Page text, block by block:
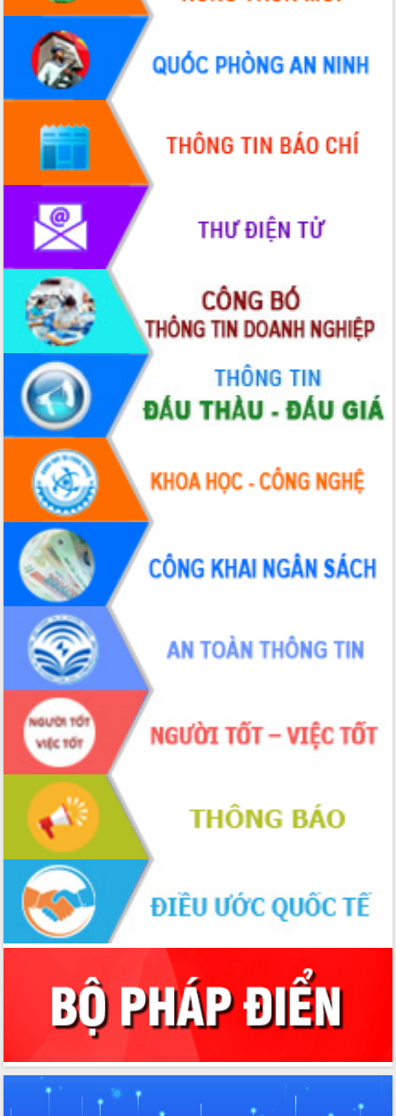
Lắk
Khơi thông điểm nghẽn, đẩy nhanh
giải ngân vốn khắc phục thiên tai
HĐND tỉnh thông qua điều chỉnh Quy
hoạch tỉnh thời kỳ 2021-2030
Hội thảo góp ý hồ sơ điều chỉnh quy
hoạch tỉnh Đắk Lắk thời kỳ 2021-2030,
tầm nhìn đến năm 2050
Nâng cao hiệu quả hoạt động của các
Hội nghị triển khai kết nối mạng
truyền số liệu chuyên dùng phục vụ cơ
quan Đảng, Nhà nước
Lễ phát động chuỗi hoạt động chung
tay làm sạch môi trường
Xã Ea Kar bước chuyển mình trong
công tác cải cách hành chính mô hình
mới
UBND tỉnh họp báo định kỳ tháng 4
năm 2026
Hội thảo khoa học “Giải pháp thúc đẩy
phát triển nền kinh tế xanh tại tỉnh
Đắk Lắk”
Tăng cường giám sát, đôn đốc thực
hiện nhiệm vụ quản lý tài sản công
hàng tuần
Tháo gỡ những vướng mắc, đẩy mạnh
công tác cải cách thủ tục hành chính
tại Trung tâm Phục vụ hành chính
công tỉnh
Đắk Lắk: Tôn vinh 46 giải pháp tại Hội
thi Sáng tạo Kỹ thuật 2024 - 2025
Đắk Lắk rà soát, điều chỉnh Đề án 190
về phát triển nuôi trồng thủy sản
Phó Chủ tịch UBND tỉnh Đắk Lắk
Trương Công Thái kiểm tra thực địa
Dự án cao tốc Khánh Hòa - Buôn Ma
Thuột
Định vị cà phê Việt Nam như một “di
sản sống” trong dòng chảy toàn cầu
Xây dựng nông thôn mới: Nâng cao đời
sống người dân từ những mô hình thiết
thực
Quyết liệt tháo gỡ vướng mắc, đẩy
nhanh tiến độ các dự án trọng điểm
trong Khu kinh tế Nam Phú Yên
Hòn Yến phát triển du lịch gắn với bảo
tồn biển
Lấy ý kiến điều chỉnh Quy hoạch tỉnh
Đắk Lắk thời kỳ 2021-2030, tầm nhìn
đến năm 2050
Phát động chiến dịch 30 ngày đêm
giải phóng mặt bằng Tuyến đường bộ
Đắk Lắk nỗ lực thúc đẩy tăng trưởng
kinh tế từ 10% trở lên trong Quý